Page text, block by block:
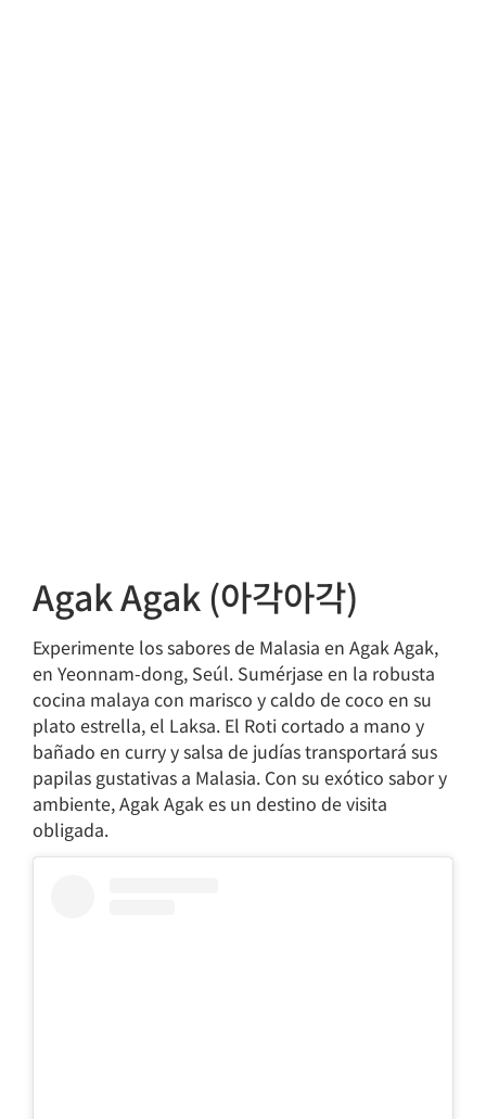
Agak Agak (아각아각)
Experimente los sabores de Malasia en Agak Agak,
en Yeonnam-dong, Seúl. Sumérjase en la robusta
cocina malaya con marisco y caldo de coco en su
plato estrella, el Laksa. El Roti cortado a mano y
bañado en curry y salsa de judías transportará sus
papilas gustativas a Malasia. Con su exótico sabor y
ambiente, Agak Agak es un destino de visita
obligada.